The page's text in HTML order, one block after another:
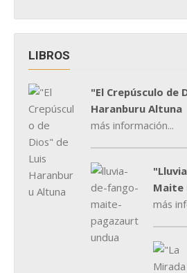
LIBROS
"El Crepúsculo de
Haranburu Altuna
más información...
Maite
más